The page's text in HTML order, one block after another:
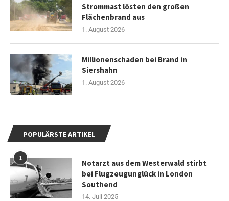
Strommast lösten den großen
Flächenbrand aus
1. August 2026
Millionenschaden bei Brand in
Siershahn
1. August 2026
POPULÄRSTE ARTIKEL
1
Notarzt aus dem Westerwald stirbt
bei Flugzeugunglück in London
Southend
14. Juli 2025